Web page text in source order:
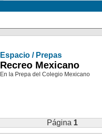
Espacio / Prepas
Recreo Mexicano
En la Prepa del Colegio Mexicano
Página 1